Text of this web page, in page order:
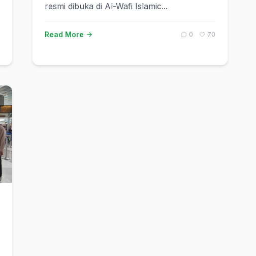
resmi dibuka di Al-Wafi Islamic...
Read More 0 70